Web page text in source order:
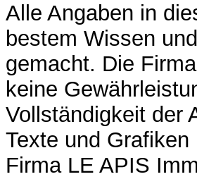
Alle Angaben in
bestem Wissen
gemacht. Die
keine
Vollständigkeit der
Texte und
Firma LE APIS